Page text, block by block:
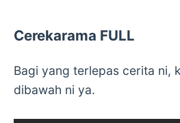
Cerekarama FULL
Bagi yang terlepas cerita ni,
dibawah ni ya.